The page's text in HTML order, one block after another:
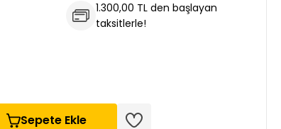
1.300,00 TL den başlayan
taksitlerle!
Sepete Ekle